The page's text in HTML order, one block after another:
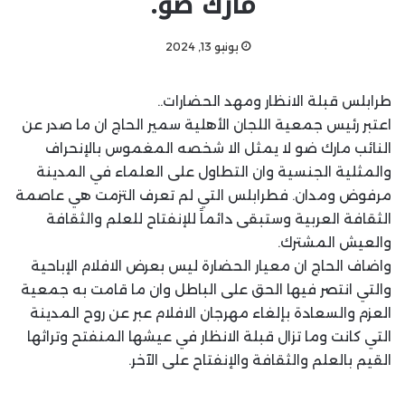
يونيو 13, 2024
طرابلس قبلة الانظار ومهد الحضارات..
اعتبر رئيس جمعية اللجان الأهلية سمير الحاج ان ما صدر عن
النائب مارك ضو لا يمثل الا شخصه المغموس بالإنحراف
والمثلية الجنسية وان التطاول على العلماء في المدينة
مرفوض ومدان. فطرابلس التي لم تعرف التزمت هي عاصمة
الثقافة العربية وستبقى دائماََ للإنفتاح للعلم والثقافة
والعيش المشترك.
واضاف الحاج ان معيار الحضارة ليس بعرض الافلام الإباحية
والتي انتصر فيها الحق على الباطل وان ما قامت به جمعية
العزم والسعادة بإلغاء مهرجان الافلام عبر عن روح المدينة
التي كانت وما تزال قبلة الانظار في عيشها المنفتح وتراثها
القيم بالعلم والثقافة والإنفتاح على الآخر.